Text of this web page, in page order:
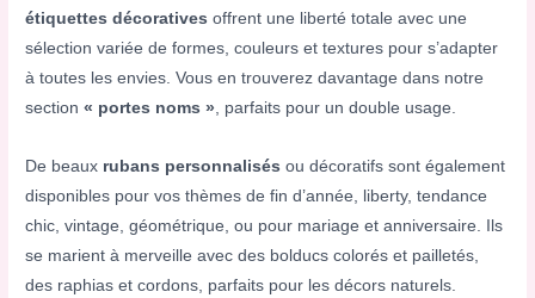
étiquettes décoratives offrent une liberté totale avec une
sélection variée de formes, couleurs et textures pour s’adapter
à toutes les envies. Vous en trouverez davantage dans notre
section« portes noms », parfaits pour un double usage.
De beaux rubans personnalisés ou décoratifs sont également
disponibles pour vos thèmes de fin d’année, liberty, tendance
chic, vintage, géométrique, ou pour mariage et anniversaire. Ils
se marient à merveille avec des bolducs colorés et pailletés,
des raphias et cordons, parfaits pour les décors naturels.